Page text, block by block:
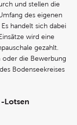
und stellen die
des eigenen
handelt sich dabei
wird eine
gezahlt.
oder die Bewerbung
Bodenseekreises
Lotsen